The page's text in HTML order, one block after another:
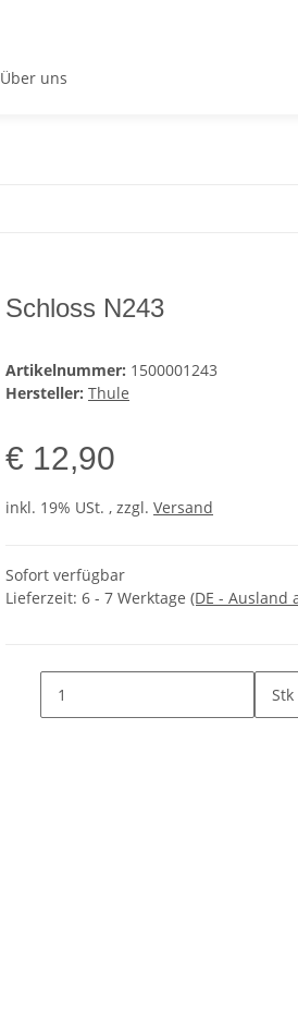
Über uns
Schloss N243
Artikelnummer: 1500001243
Hersteller: Thule
€ 12,90
inkl. 19% USt. , zzgl. Versand
Sofort verfügbar
Lieferzeit: 6 - 7 Werktage (DE - Ausland
Stk